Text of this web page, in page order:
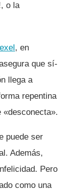
o la
, en
que sí­
llega a
repentina
«desconecta».
puede ser
Además,
Pero
como una